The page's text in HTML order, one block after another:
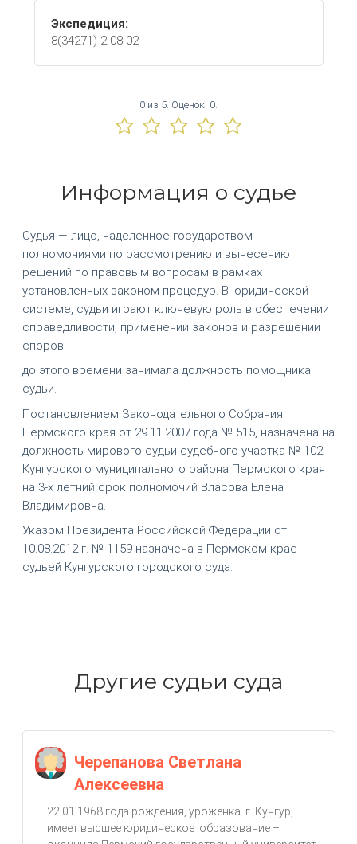
Экспедиция:
8(34271) 2-08-02
0 из 5. Оценок: 0
Информация о судье
Судья — лицо, наделенное государством
полномочиями по рассмотрению и вынесению
решений по правовым вопросам в рамках
установленных законом процедур. В юридической
системе, судьи играют ключевую роль в обеспечении
справедливости, применении законов и разрешении
споров.
до этого времени занимала должность помощника
судьи.
Постановлением Законодательного Собрания
Пермского края от 29.11.2007 года № 515, назначена на
должность мирового судьи судебного участка № 102
Кунгурского муниципального района Пермского края
на 3-х летний срок полномочий Власова Елена
Владимировна.
Указом Президента Российской Федерации от
10.08.2012 г. № 1159 назначена в Пермском крае
судьей Кунгурского городского суда.
Другие судьи суда
Черепанова Светлана
Алексеевна
22.01.1968 года рождения, уроженка г. Кунгур,
имеет высшее юридическое образование –